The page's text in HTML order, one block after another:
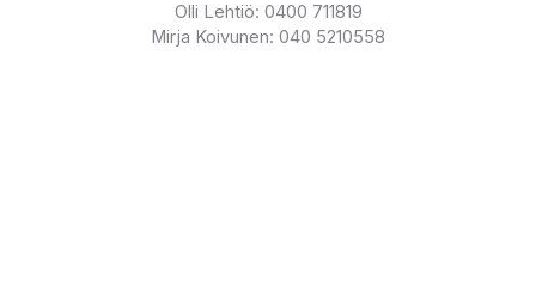
Olli Lehtiö: 0400 711819
Mirja Koivunen: 040 5210558